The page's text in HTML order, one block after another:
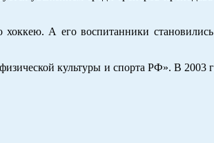
А его воспитанники
культуры и спорта РФ». В 2003